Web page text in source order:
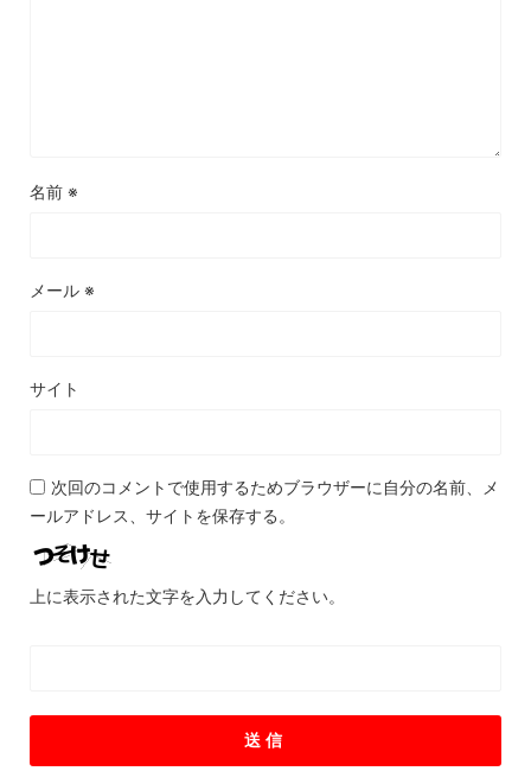
名前 ※
メール ※
サイト
次回のコメントで使用するためブラウザーに自分の名前、メ
ールアドレス、サイトを保存する。
上に表示された文字を入力してください。